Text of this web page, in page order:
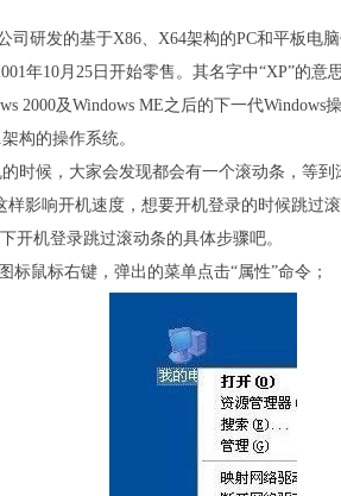
司研发的基于X86、X64架构的PC和平板电
年10月25日开始零售。其名字中“XP”的意
2000及Windows ME之后的下一代
构的操作系统。
时候，大家会发现都会有一个滚动条，等
样影响开机速度，想要开机登录的时候跳过
开机登录跳过滚动条的具体步骤吧。
标鼠标右键，弹出的菜单点击“属性”命令；